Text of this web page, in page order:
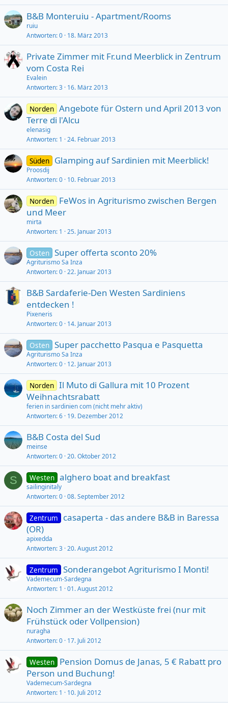
B&B Monteruiu - Apartment/Rooms
ruiu
Antworten 0 18. März 2013
Private Zimmer mit Fr.und Meerblick in Zentrum
vom Costa Rei
Evalein
Antworten 3 16. März 2013
Norden Angebote für Ostern und April 2013 von
Terre di l'Alcu
elenasig
Antworten 1 24. Februar 2013
Süden Glamping auf Sardinien mit Meerblick!
Proosdij
Antworten 0 10. Februar 2013
Norden FeWos in Agriturismo zwischen Bergen
und Meer
mirta
Antworten 1 25. Januar 2013
Osten Super offerta sconto 20%
Agriturismo Sa Inza
Antworten 0 22. Januar 2013
B&B Sardaferie-Den Westen Sardiniens
entdecken !
Pixeneris
Antworten 0 14. Januar 2013
Osten Super pacchetto Pasqua e Pasquetta
Agriturismo Sa Inza
Antworten 0 12. Januar 2013
Norden Il Muto di Gallura mit 10 Prozent
Weihnachtsrabatt
ferien in sardinien com (nicht mehr aktiv)
Antworten 6 19. Dezember 2012
B&B Costa del Sud
meinse
Antworten 0 20. Oktober 2012
S Westen alghero boat and breakfast
sailinginitaly
Antworten 0 08. September 2012
Zentrum
casaperta - das andere B&B in Baressa
(OR)
apixedda
Antworten 3 20. August 2012
Zentrum Sonderangebot Agriturismo I Monti!
Vademecum-Sardegna
Antworten 1 01. August 2012
Noch Zimmer an der Westküste frei (nur mit
Frühstück oder Vollpension)
nuragha
Antworten 0 17. Juli 2012
Westen Pension Domus de Janas, 5 € Rabatt pro
Person und Buchung!
Vademecum-Sardegna
Antworten 1 10. Juli 2012